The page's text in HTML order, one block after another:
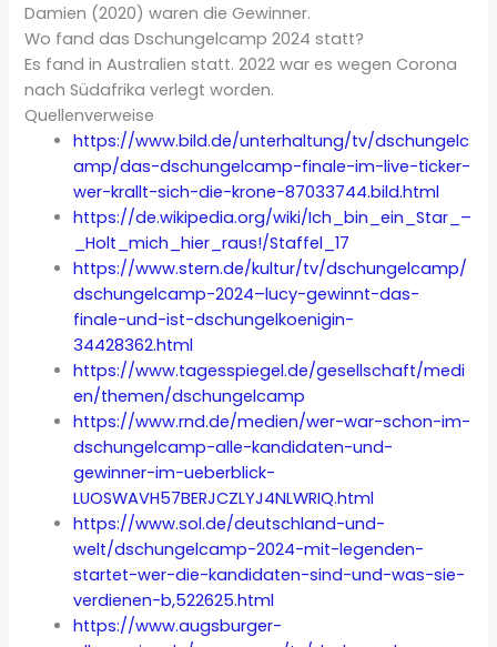
Damien (2020) waren die Gewinner.
Wo fand das Dschungelcamp 2024 statt?
Es fand in Australien statt. 2022 war es wegen Corona
nach Südafrika verlegt worden.
Quellenverweise
https://www.bild.de/unterhaltung/tv/dschungelc
amp/das-dschungelcamp-finale-im-live-ticker-
wer-krallt-sich-die-krone-87033744.bild.html
https://de.wikipedia.org/wiki/Ich_bin_ein_Star_–
_Holt_mich_hier_raus!/Staffel_17
https://www.stern.de/kultur/tv/dschungelcamp/
dschungelcamp-2024–lucy-gewinnt-das-
finale-und-ist-dschungelkoenigin-
34428362.html
https://www.tagesspiegel.de/gesellschaft/medi
en/themen/dschungelcamp
https://www.rnd.de/medien/wer-war-schon-im-
dschungelcamp-alle-kandidaten-und-
gewinner-im-ueberblick-
LUOSWAVH57BERJCZLYJ4NLWRIQ.html
https://www.sol.de/deutschland-und-
welt/dschungelcamp-2024-mit-legenden-
startet-wer-die-kandidaten-sind-und-was-sie-
verdienen-b,522625.html
https://www.augsburger-